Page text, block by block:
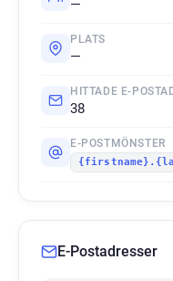
—
PLATS
—
HITTADE E-
38
E-POSTMÖNSTER
E-Postadresser